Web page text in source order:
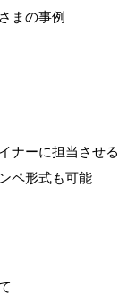
まの事例
ナーに担当させ
ペ形式も可能